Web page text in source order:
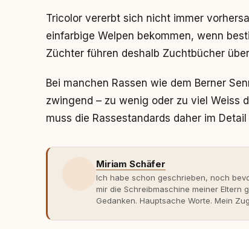
Tricolor vererbt sich nicht immer
einfarbige Welpen bekommen, wenn
Züchter führen deshalb Zuchtbücher
Bei manchen Rassen wie dem Berner
zwingend – zu wenig oder zu viel Weiss
muss die Rassestandards daher im
Miriam Schäfer
Ich habe schon geschrieben, noch
mir die Schreibmaschine meiner Eltern
Gedanken. Hauptsache Worte. Mein
dank Roger - erlebt habe, wie